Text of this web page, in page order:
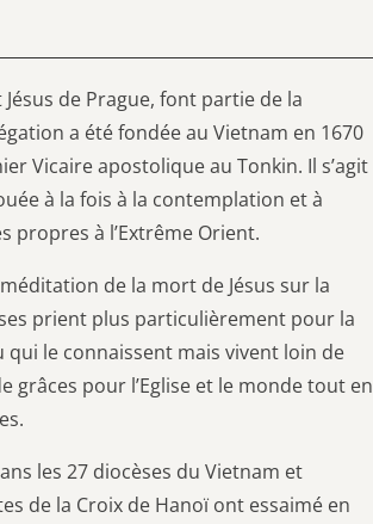
de Prague, font partie de la
a été fondée au Vietnam en 1670
Vicaire apostolique au Tonkin. Il s’agit
à la fois à la contemplation et à
propres à l’Extrême Orient.
de la mort de Jésus sur la
prient plus particulièrement pour la
le connaissent mais vivent loin de
grâces pour l’Eglise et le monde tout en
les 27 diocèses du Vietnam et
de la Croix de Hanoï ont essaimé en